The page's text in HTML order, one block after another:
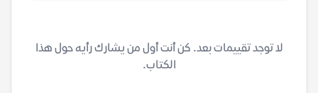
لا توجد تقييمات بعد. كن أنت أول من يشارك رأيه حول هذا
الكتاب.